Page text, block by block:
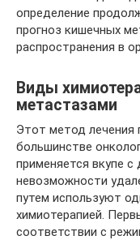
определение
прогноз кишечных
распространения в
Виды
метастазами
Этот метод лечения
большинстве
применяется вкупе
невозможности
путем используют
химиотерапией.
соответствии с